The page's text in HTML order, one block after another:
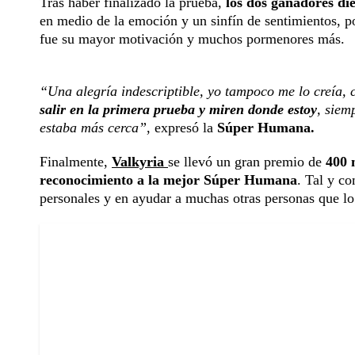
en medio de la emoción y un sinfín de sentimientos,
fue su mayor motivación y muchos pormenores más.
“Una alegría indescriptible, yo tampoco me lo creía,
salir en la primera prueba y miren donde estoy,
estaba más cerca”, expresó la Súper Humana.
Finalmente, Valkyria se llevó un gran premio de 400
reconocimiento a la mejor Súper Humana. Tal y
personales y en ayudar a muchas otras personas que